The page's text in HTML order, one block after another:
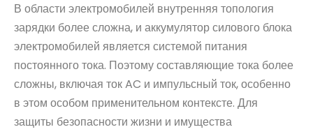
В области электромобилей внутренняя топология
зарядки более сложна, и аккумулятор силового блока
электромобилей является системой питания
постоянного тока. Поэтому составляющие тока более
сложны, включая ток AC и импульсный ток, особенно
в этом особом применительном контексте. Для
защиты безопасности жизни и имущества